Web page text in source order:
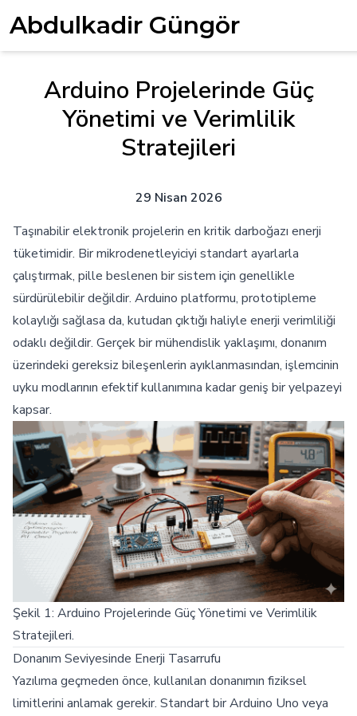
Abdulkadir Güngör
Arduino Projelerinde Güç
Yönetimi ve Verimlilik
Stratejileri
29 Nisan 2026
Taşınabilir elektronik projelerin en kritik darboğazı enerji
tüketimidir. Bir mikrodenetleyiciyi standart ayarlarla
çalıştırmak, pille beslenen bir sistem için genellikle
sürdürülebilir değildir. Arduino platformu, prototipleme
kolaylığı sağlasa da, kutudan çıktığı haliyle enerji verimliliği
odaklı değildir. Gerçek bir mühendislik yaklaşımı, donanım
üzerindeki gereksiz bileşenlerin ayıklanmasından, işlemcinin
uyku modlarının efektif kullanımına kadar geniş bir yelpazeyi
kapsar.
Şekil 1: Arduino Projelerinde Güç Yönetimi ve Verimlilik
Stratejileri.
Donanım Seviyesinde Enerji Tasarrufu
Yazılıma geçmeden önce, kullanılan donanımın fiziksel
limitlerini anlamak gerekir. Standart bir Arduino Uno veya